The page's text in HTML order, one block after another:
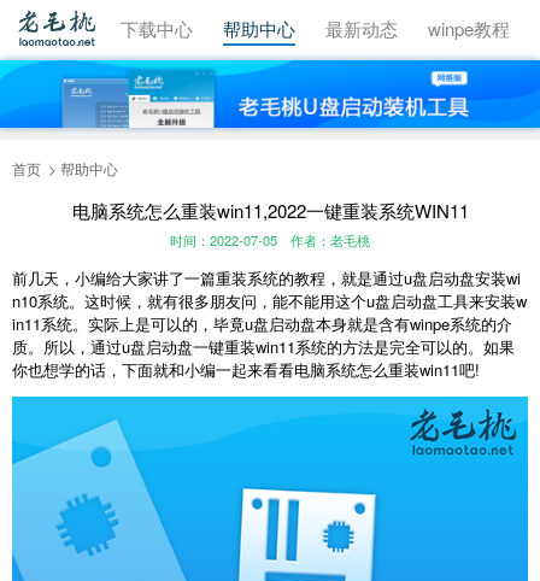
视频教程 下载中心 帮助中心 最新动态 winpe教程
首页 帮助中心
电脑系统怎么重装win11,2022一键重装系统WIN11
时间：2022-07-05 作者：老毛桃
前几天，小编给大家讲了一篇重装系统的教程，就是通过u盘启动盘安装wi
n10系统。这时候，就有很多朋友问，能不能用这个u盘启动盘工具来安装w
in11系统。实际上是可以的，毕竟u盘启动盘本身就是含有winpe系统的介
质。所以，通过u盘启动盘一键重装win11系统的方法是完全可以的。如果
你也想学的话，下面就和小编一起来看看电脑系统怎么重装win11吧!